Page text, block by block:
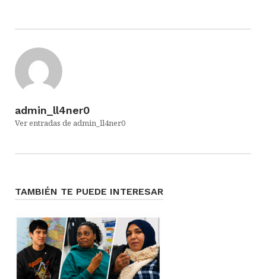
admin_ll4ner0
Ver entradas de admin_ll4ner0
TAMBIÉN TE PUEDE INTERESAR